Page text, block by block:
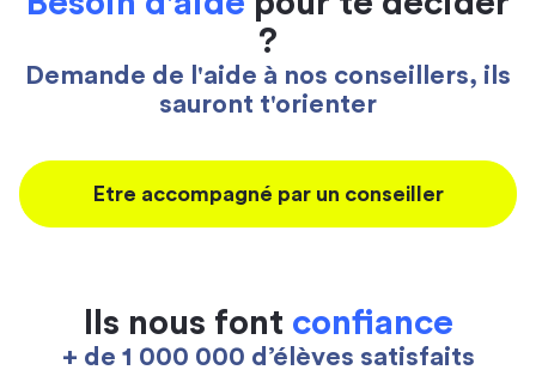
?
Demande de l'aide à nos conseillers, ils
sauront t'orienter
Etre accompagné par un conseiller
Ils nous font confiance
+ de 1 000 000 d’élèves satisfaits